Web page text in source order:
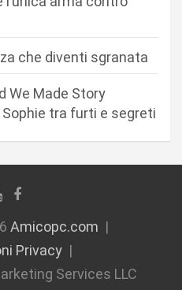
che diventi sgranata
We Made Story
tra furti e segreti
Amicopc.com
Privacy
Services LLC